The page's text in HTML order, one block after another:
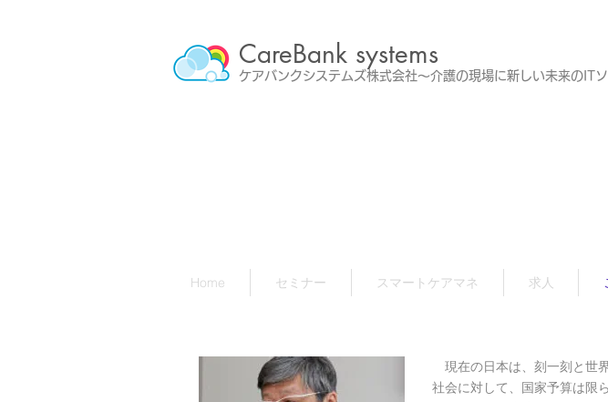
CareBank systems
ケアバンクシステムズ株式会社～介護の現場に新しい未来のIT
Home セミナー スマートケアマネ 求人
現在の日本は、刻一刻と世
社会に対して、国家予算は限